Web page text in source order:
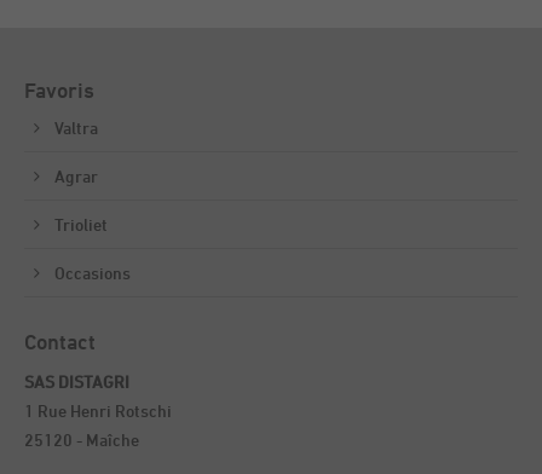
Favoris
Valtra
Agrar
Trioliet
Occasions
Contact
SAS DISTAGRI
1 Rue Henri Rotschi
25120 - Maîche